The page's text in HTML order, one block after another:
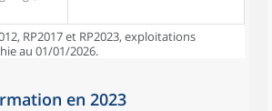
RP2017 et RP2023, exploitations
au 01/01/2026.
en 2023